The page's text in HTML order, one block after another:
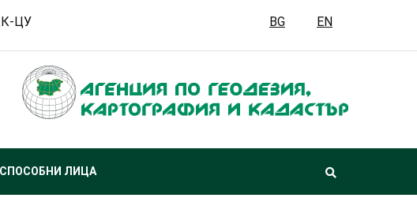
ЦУ BG EN
ЛИЦА